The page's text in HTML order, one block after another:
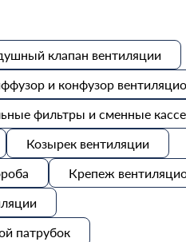
клапан вентиляции
и конфузор
фильтры и сменные
Козырек вентиляции
Крепеж
патрубок